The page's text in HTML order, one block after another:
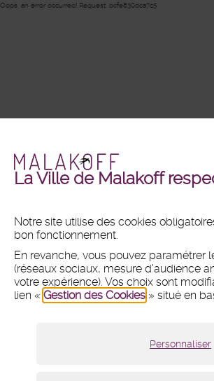
La Ville de Malakoff
Notre site utilise des cookies
bon fonctionnement.
En revanche, vous pouvez paramétrer
(réseaux sociaux, mesure d'audience
votre expérience). Vos choix sont
lien « Gestion des Cookies » situé en
Personnaliser
Oops, an error occurred! Request: bcfe830dca7c5